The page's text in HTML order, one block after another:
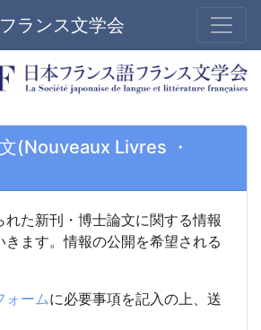
ランス文学会
(Nouveaux Livres ・
た新刊・ 博士論文に関する情報
きます。情報の公開を希望される
ォームに必要事項を記入の上、送